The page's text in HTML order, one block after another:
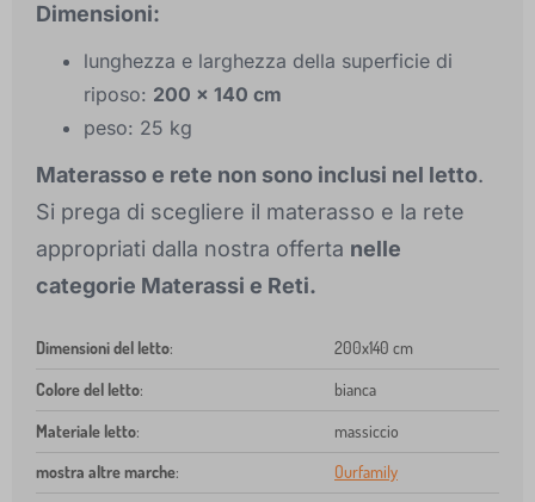
Dimensioni:
lunghezza e larghezza della superficie di
riposo: 200 x 140 cm
peso: 25 kg
Materasso e rete non sono inclusi nel letto.
Si prega di scegliere il materasso e la rete
appropriati dalla nostra offerta nelle
categorie Materassi e Reti.
Dimensioni del letto: 200x140 cm
Colore del letto: bianca
Materiale letto:
massiccio
mostra altre marche: Ourfamily